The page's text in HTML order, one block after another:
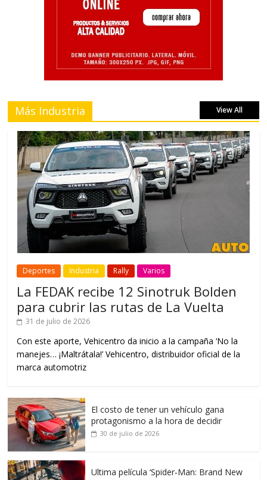
Más Industria View All
Deportes Industria Rally Varios
La FEDAK recibe 12 Sinotruk Bolden
para cubrir las rutas de La Vuelta
31 de julio de 2026
Con este aporte, Vehicentro da inicio a la campaña ‘No la
manejes… ¡Maltrátala!’ Vehicentro, distribuidor oficial de la
marca automotriz
El costo de tener un vehículo gana
protagonismo a la hora de decidir
30 de julio de 2026
Ultima película ‘Spider‑Man: Brand New